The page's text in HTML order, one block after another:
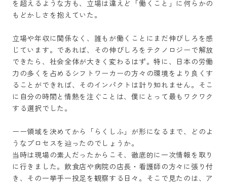
を超えるような方も、立場は違えど「働くこと」に何らかの
もどかしさを抱えていた。
立場や年収に関係なく、誰もが働くことにまだ伸びしろを感
じています。であれば、その伸びしろをテクノロジーで解放
できたら、社会全体が大きく変わるはず。特に、日本の労働
力の多くを占めるシフトワーカーの方々の環境をより良くす
ることができれば、そのインパクトは計り知れません。そこ
に自分の時間と情熱を注ぐことは、僕にとって最もワクワク
する選択でした。
ーー領域を決めてから「らくしふ」が形になるまで、どのよ
うなプロセスを辿ったのでしょうか。
当時は現場の素人だったからこそ、徹底的に一次情報を取り
に行きました。飲食店や病院の店長・看護師の方々に張り付
き、その一挙手一投足を観察する日々。そこで見たのは、ア